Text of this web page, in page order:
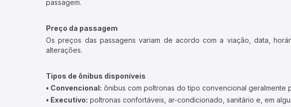
passagem.
Preço da passagem
Os preços das passagens variam de acordo com a viação, data,
alterações.
Tipos de ônibus disponíveis
• Convencional: ônibus com poltronas do tipo convencional geralmente
• Executivo: poltronas confortáveis, ar-condicionado, sanitário e, em